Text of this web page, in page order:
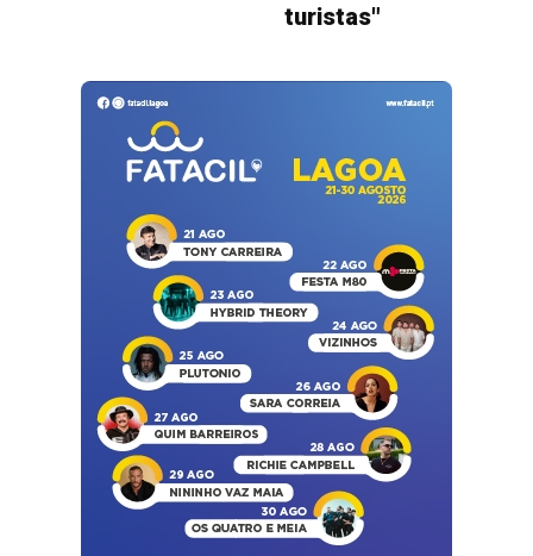
turistas"